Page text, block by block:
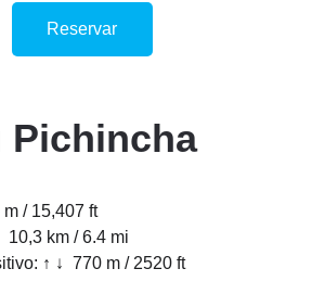
Reservar
Pichincha
/ 15,407 ft
km / 6.4 mi
↑ ↓  770 m / 2520 ft